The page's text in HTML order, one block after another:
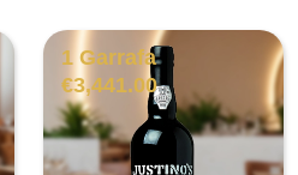
1 Garrafa
€3,441.00